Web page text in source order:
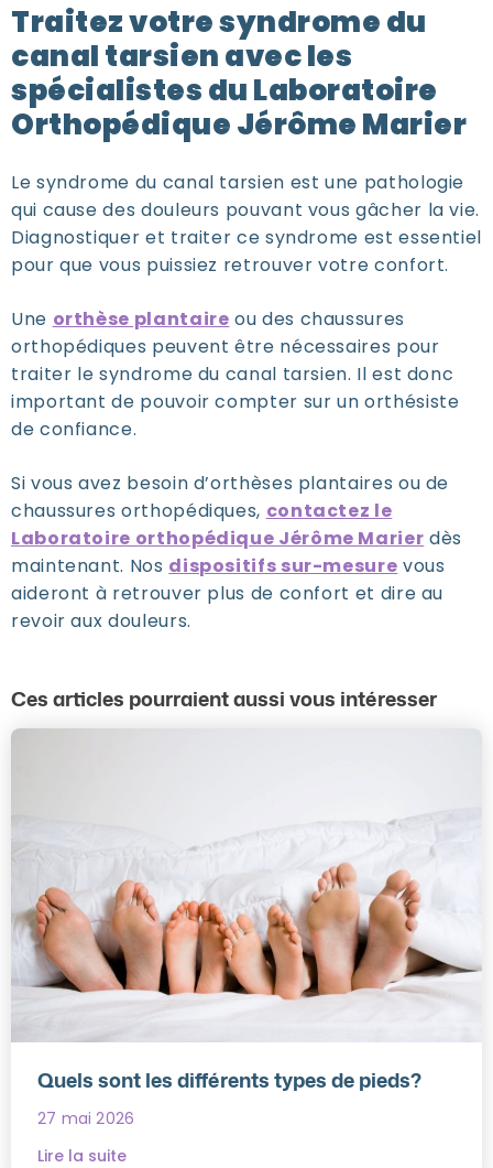
Ces articles pourraient aussi vous intéresser
Quels sont les différents types de pieds?
27 mai 2026
Lire la suite
Traitez votre syndrome du
canal tarsien avec les
spécialistes du Laboratoire
Orthopédique Jérôme Marier
Le syndrome du canal tarsien est une pathologie
qui cause des douleurs pouvant vous gâcher la vie.
Diagnostiquer et traiter ce syndrome est essentiel
pour que vous puissiez retrouver votre confort.
Une orthèse plantaire ou des chaussures
orthopédiques peuvent être nécessaires pour
traiter le syndrome du canal tarsien. Il est donc
important de pouvoir compter sur un orthésiste
de confiance.
Si vous avez besoin d’orthèses plantaires ou de
chaussures orthopédiques, contactez le
Laboratoire orthopédique Jérôme Marier dès
maintenant. Nos dispositifs sur-mesure vous
aideront à retrouver plus de confort et dire au
revoir aux douleurs.